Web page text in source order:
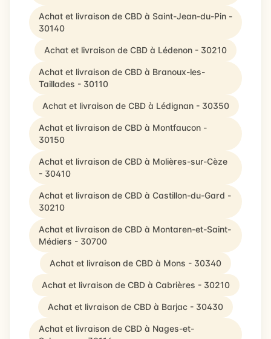
Achat et livraison de CBD à Saint-Jean-du-Pin -
30140
Achat et livraison de CBD à Lédenon - 30210
Achat et livraison de CBD à Branoux-les-
Taillades - 30110
Achat et livraison de CBD à Lédignan - 30350
Achat et livraison de CBD à Montfaucon -
30150
Achat et livraison de CBD à Molières-sur-Cèze
- 30410
Achat et livraison de CBD à Castillon-du-Gard -
30210
Achat et livraison de CBD à Montaren-et-Saint-
Médiers - 30700
Achat et livraison de CBD à Mons - 30340
Achat et livraison de CBD à Cabrières - 30210
Achat et livraison de CBD à Barjac - 30430
Achat et livraison de CBD à Nages-et-